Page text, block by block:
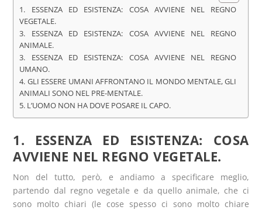
1. ESSENZA ED ESISTENZA: COSA AVVIENE NEL REGNO
VEGETALE.
3. ESSENZA ED ESISTENZA: COSA AVVIENE NEL REGNO
ANIMALE.
3. ESSENZA ED ESISTENZA: COSA AVVIENE NEL REGNO
UMANO.
4. GLI ESSERE UMANI AFFRONTANO IL MONDO MENTALE, GLI
ANIMALI SONO NEL PRE-MENTALE.
5. L’UOMO NON HA DOVE POSARE IL CAPO.
1. ESSENZA ED ESISTENZA: COSA
AVVIENE NEL REGNO VEGETALE.
Non del tutto, però, e andiamo a specificare meglio,
partendo dal regno vegetale e da quello animale, che ci
sono molto chiari (le cose spesso ci sono molto chiare